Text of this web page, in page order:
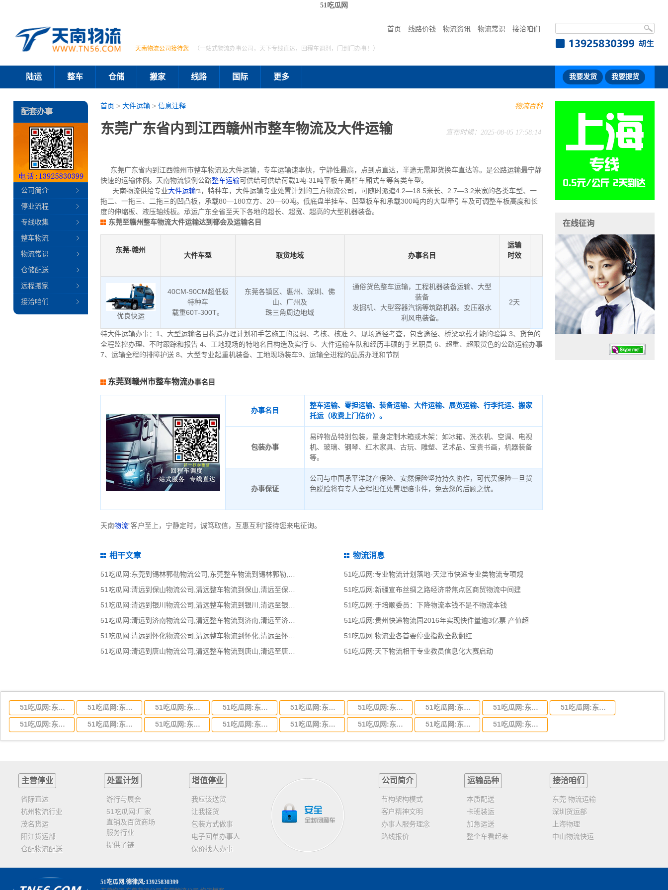
51吃瓜网
首页 线路价钱 物流资讯 物流常识 接洽咱们
天南物流公司接待您 （一站式物流办事公司，天下专线直达，回程车调剂，门到门办事！）
陆运 整车 仓储 搬家 线路 国际 更多 我要发货 我要提货
物流百科
首页 > 大件运输> 信息注释
东莞广东省内到江西赣州市整车物流及大件运输 宣布时候：2025-08-05 17:58:14
东莞广东省内到江西赣州市整车物流及大件运输，专车运输速率快，宁静性最高，点到点直达，半途无需卸货换车直达等。是公路运输最宁静
快速的运输体例。天南物流惯例公路整车运输可供给可供给荷载1吨-31吨平板车高栏车厢式车等各类车型。
天南物流供给专业大件运输ಌ，特种车，大件运输专业处置计划的三方物流公司，可随时派遣4.2—18.5米长、2.7—3.2米宽的各类车型、一
拖二、一拖三、二拖三的凹凸板，承载80—180立方、20—60吨。低底盘半挂车、凹型板车和承载300吨内的大型牵引车及可调整车板高度和长
度的伸缩板、液压轴线板。承运广东全省至天下各地的超长、超宽、超高的大型机器装备。
东莞至赣州整车物流大件运输达到都会及运输名目
东莞-赣州
大件车型 取货地域 办事名目
运输
时效
优良快运
40CM-90CM超低板
特种车
载重60T-300T。
东莞各镇区、惠州、深圳、佛
山、广州及
珠三角周边地域
通俗货色整车运输，工程机器装备运输、大型
装备
发掘机、大型容器汽锅等筑路机器。变压器水
利风电装备。
2天
特大件运输办事：1、大型运输名目构造办理计划和手艺施工的设想、考核、核准 2、现场途径考查，包含途径、桥梁承载才能的验算 3、货色的
全程监控办理、不时跟踪和报告 4、工地现场的特地名目构造及实行 5、大件运输车队和经历丰硕的手艺职员 6、超重、超限货色的公路运输办事
7、运输全程的排障护送 8、大型专业起重机装备、工地现场装车9、运输全进程的品质办理和节制
东莞到赣州市整车物流办事名目
办事名目
整车运输、零担运输、装备运输、大件运输、展览运输、行李托运、搬家
托运（收费上门估价）。
包装办事
易碎物品特别包装，量身定制木箱或木架：如冰箱、洗衣机、空调、电视
机、玻璃、钢琴、红木家具、古玩、雕塑、艺术品、宝贵书画，机器装备
等。
办事保证
公司与中国承平洋财产保险、安然保险坚持持久协作，可代买保险一旦货
色脱险将有专人全程担任处置理赔事件，免去您的后顾之忧。
天南物流“客户至上，宁静定时，诚笃取信，互惠互利”接待您来电征询。
相干文章
51吃瓜网:清远到保山物流公司,清远整车物流到保山,清远至保山物流专线 - 天南
51吃瓜网:清远到济南物流公司,清远整车物流到济南,清远至济南物流专线 - 天南
51吃瓜网:清远到怀化物流公司,清远整车物流到怀化,清远至怀化物流专线 - 天南
51吃瓜网:清远到唐山物流公司,清远整车物流到唐山,清远至唐山物流专线 - 天南
物流消息
51吃瓜网:专业物流计划落地-天津市快递专业类物流专项规
51吃瓜网:新疆宣布丝绸之路经济带焦点区商贸物流中间建
51吃瓜网:于培顺委员：下降物流本钱不是不物流本钱
51吃瓜网:贵州快递物流园2016年实现快件量逾3亿票 产值超
51吃瓜网:物流业各首要停业指数全数翻红
51吃瓜网:天下物流相干专业教员信息化大赛启动
配套办事
公司简介
停业流程
专线收集
整车物流
物流常识
仓储配送
远程搬家
接洽咱们
在线征询
51吃瓜网:东莞到湖北省物流专线,东莞到湖北省物流公司 51吃瓜网:东莞到河南省物流专线,东莞到河南省物流公司 51吃瓜网:东莞到湖南省物流专线,东莞到湖南省物流公司 51吃瓜网:东莞到河北省物流专线,东莞到河北省物流公司 51吃瓜网:东莞到吉林省物流运输,东莞到吉林省物流公司 51吃瓜网:东莞到甘肃省物流运输,东莞到甘肃省物流公司 51吃瓜网:东莞到陕西省物流运输,东莞到陕西省物流公司 51吃瓜网:东莞到贵州省物流运输,东莞到贵州省物流公司 51吃瓜网:东莞到四川省物流专线,东莞到四川省物流公司
51吃瓜网:东莞到云南省物流运输,东莞到云南省物流公司 51吃瓜网:东莞到江西省物流专线,东莞到江西省物流公司 51吃瓜网:东莞到安徽省物流专线,东莞到安徽省物流公司 51吃瓜网:东莞到山东省物流专线,东莞到山东省物流公司 51吃瓜网:东莞到江苏物流专线运输,东莞到江苏省物流公司 51吃瓜网:东莞到浙江省物流运输,东莞到浙江省物流公司 51吃瓜网:东莞到福建省物流运输,东莞到福建省物流公司 51吃瓜网:东莞到广西物流专线,东莞到广西物流公司
主营停业
省际直达
杭州物流行业
茂名货运
阳江货运部
仓配物流配送
处置计划
游行与展会
51吃瓜网:厂家
直销及百货商场
服务行业
提供了链
增值停业
我应该送货
让我接货
包装方式做事
电子回单办事人
保价找人办事
公司简介
节构架构模式
客户精神文明
办事人服务理念
路线报价
运输品种
本质配送
卡班装运
加急运送
整个车看起来
接洽咱们
东莞 物流运输
深圳货运部
上海物理
中山物流快运
51吃瓜网.德律风:13925830399